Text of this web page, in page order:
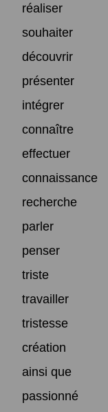
réaliser
souhaiter
découvrir
présenter
intégrer
connaître
effectuer
connaissance
recherche
parler
penser
triste
travailler
tristesse
création
ainsi que
passionné